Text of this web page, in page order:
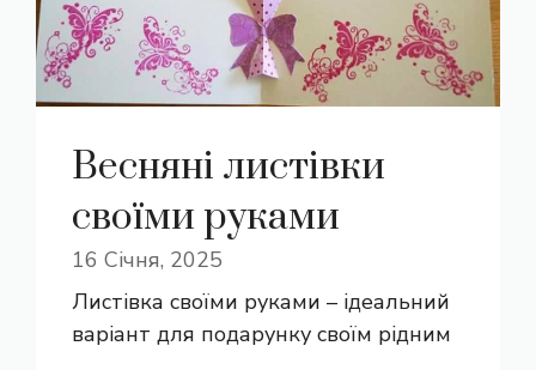
Весняні листівки
своїми руками
16 Січня, 2025
Листівка своїми руками – ідеальний
варіант для подарунку своїм рідним